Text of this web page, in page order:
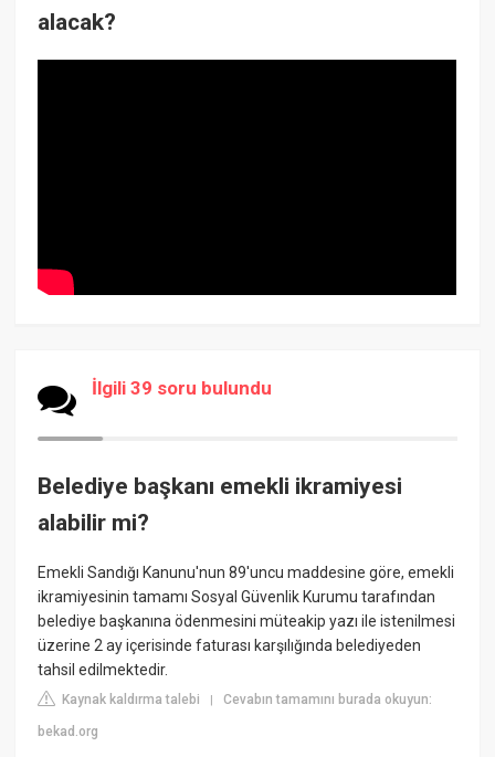
alacak?
İlgili 39 soru bulundu
Belediye başkanı emekli ikramiyesi
alabilir mi?
Emekli Sandığı Kanunu'nun 89'uncu maddesine göre, emekli
ikramiyesinin tamamı Sosyal Güvenlik Kurumu tarafından
belediye başkanına ödenmesini müteakip yazı ile istenilmesi
üzerine 2 ay içerisinde faturası karşılığında belediyeden
tahsil edilmektedir.
Kaynak kaldırma talebi |Cevabın tamamını burada okuyun:
bekad.org